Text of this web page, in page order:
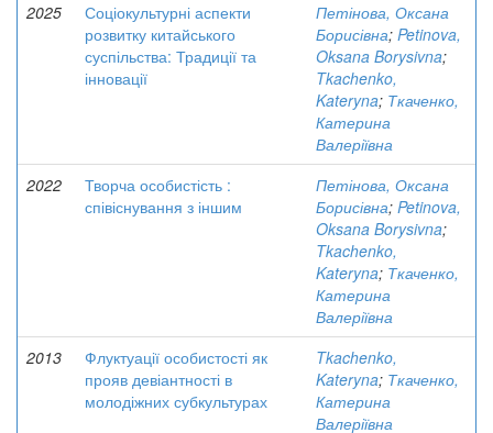
2025
Соціокультурні аспекти
розвитку китайського
суспільства: Традиції та
інновації
Петінова, Оксана
Борисівна; Petinova,
Oksana Borysivna;
Tkachenko,
Kateryna; Ткаченко,
Катерина
Валеріївна
2022
Творча особистість :
співіснування з іншим
Петінова, Оксана
Борисівна; Petinova,
Oksana Borysivna;
Tkachenko,
Kateryna; Ткаченко,
Катерина
Валеріївна
2013
Флуктуації особистості як
прояв девіантності в
молодіжних субкультурах
Tkachenko,
Kateryna; Ткаченко,
Катерина
Валеріївна